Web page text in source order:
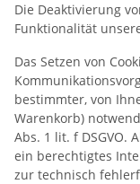
Die Deaktivierung
Funktionalität
Das Setzen von
bestimmter, von
Warenkorb)
Abs. 1 lit. f DSGVO.
ein berechtigtes
zur technisch